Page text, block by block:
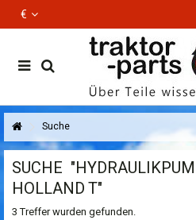
€
Suche
SUCHE
HOLLAND T"
3 Treffer wurden gefunden.